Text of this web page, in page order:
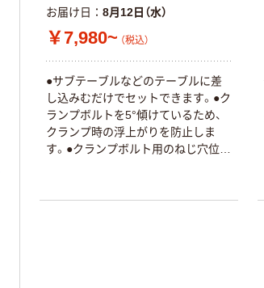
お届け日 8月12日（水）
￥7,980~ （税込）
●サブテーブルなどのテーブルに差
し込みむだけでセットできます。●ク
ランプボルトを5°傾けているため、
クランプ時の浮上がりを防止しま
す。●クランプボルト用のねじ穴位置
替糸 T／糸ラー
グ（茶パック）メ
￥488~ （税込）
人気商品
アイリスオーヤ
マ 回転モップ洗
（税込）